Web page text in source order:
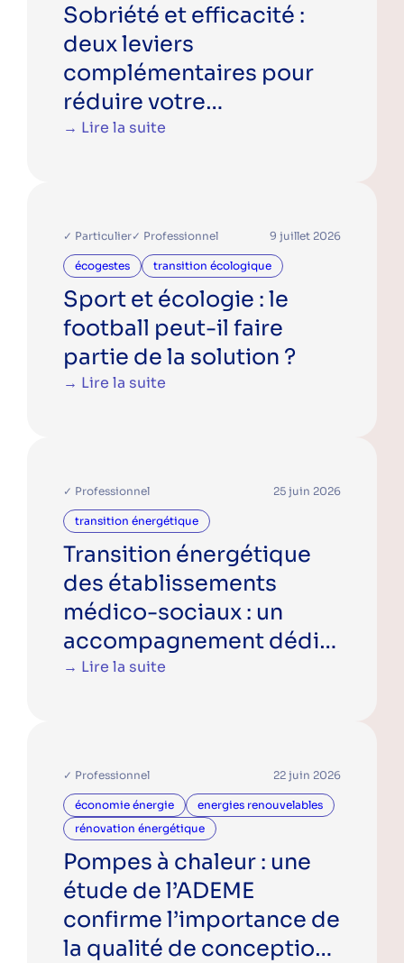
Sobriété et efficacité :
deux leviers
complémentaires pour
réduire votre
consommation d’énergie
→ Lire la suite
✓ Particulier✓ Professionnel 9 juillet 2026
écogestes transition écologique
Sport et écologie : le
football peut-il faire
partie de la solution ?
→ Lire la suite
✓ Professionnel 25 juin 2026
transition énergétique
Transition énergétique
des établissements
médico-sociaux : un
accompagnement dédié
pour passer à l’action
→ Lire la suite
✓ Professionnel 22 juin 2026
économie énergie
energies renouvelables
rénovation énergétique
Pompes à chaleur : une
étude de l’ADEME
confirme l’importance de
la qualité de conception